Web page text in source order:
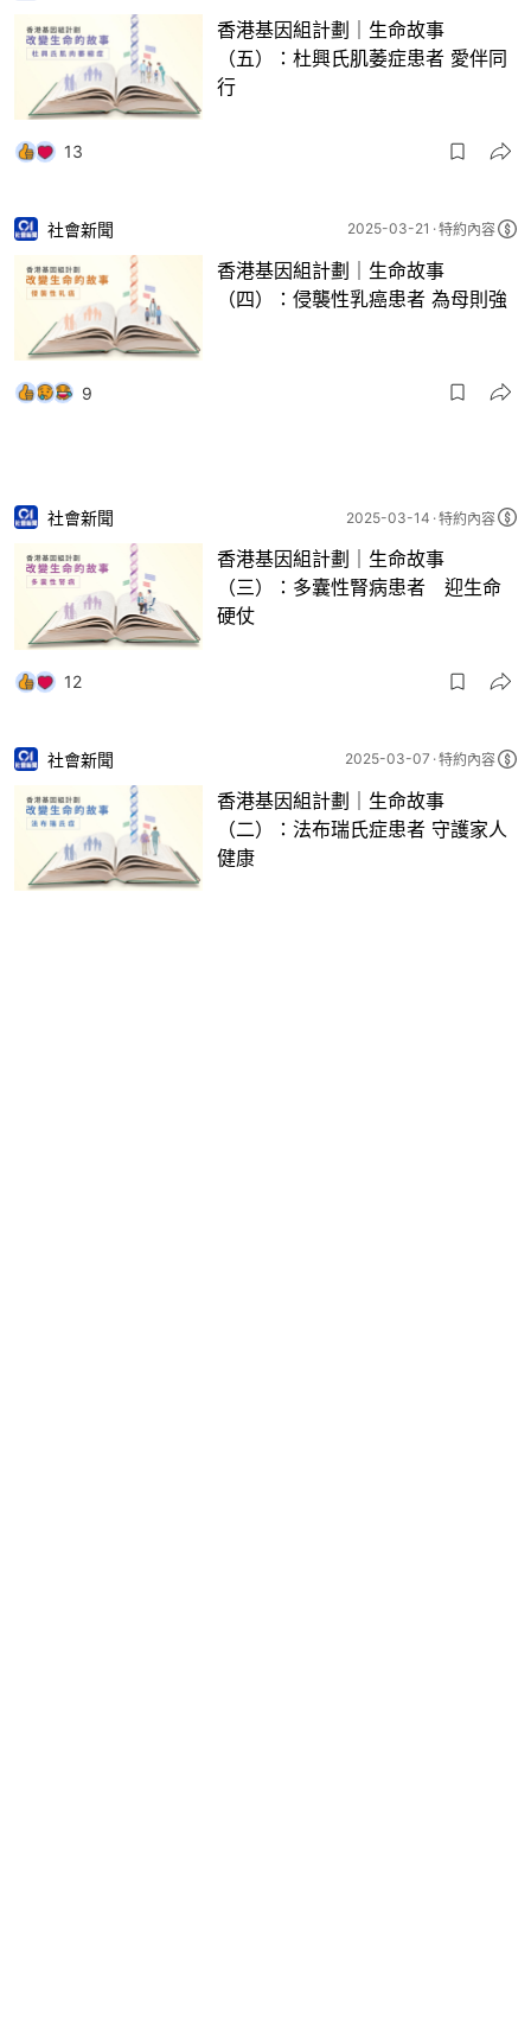
香港基因組計劃｜生命故事
（五）：杜興氏肌萎症患者 愛伴同
行
13
社會新聞 2025-03-21 特約內容
香港基因組計劃｜生命故事
（四）：侵襲性乳癌患者 為母則強
9
社會新聞 2025-03-14 特約內容
香港基因組計劃｜生命故事
（三）：多囊性腎病患者 迎生命
硬仗
12
社會新聞 2025-03-07 特約內容
香港基因組計劃｜生命故事
（二）：法布瑞氏症患者 守護家人
健康